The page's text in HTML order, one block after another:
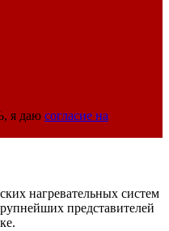
я даю согласие на
нагревательных систем
представителей